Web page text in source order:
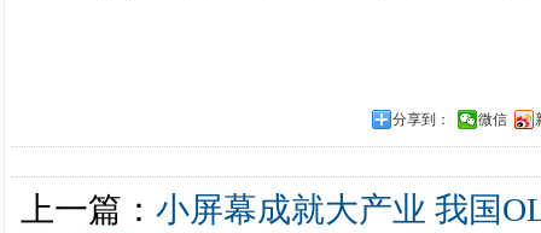
分享到： 微信
上一篇： 小屏幕成就大产业 我国